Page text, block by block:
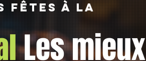
fêtes à la
Les mieux